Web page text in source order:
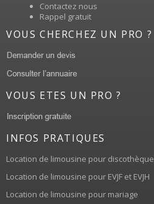
Contactez nous
Rappel gratuit
VOUS CHERCHEZ UN PRO ?
VOUS ETES UN PRO ?
INFOS PRATIQUES
Location de limousine pour discothèque
Location de limousine pour EVJF et EVJH
Location de limousine pour mariage